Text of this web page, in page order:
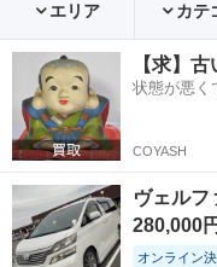
エリア カテ
【求】
状態が悪く
COYASH
ヴェルフ
280,000円
オンライン